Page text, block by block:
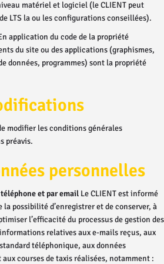
matériel et logiciel (le CLIENT peut
LTS la ou les configurations conseillées).
application du code de la propriété
du site ou des applications (graphismes,
données, programmes) sont la propriété
modifier les conditions générales
préavis.
personnelles
et par email Le CLIENT est informé
la possibilité d’enregistrer et de conserver, à
l’efficacité du processus de gestion des
relatives aux e-mails reçus, aux
téléphonique, aux données
courses de taxis réalisées, notamment :